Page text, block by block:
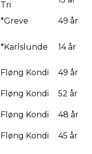
Tri
*Greve 49 år
*Karlslunde 14 år
Fløng Kondi 49 år
Fløng Kondi 52 år
Fløng Kondi 48 år
Fløng Kondi 45 år